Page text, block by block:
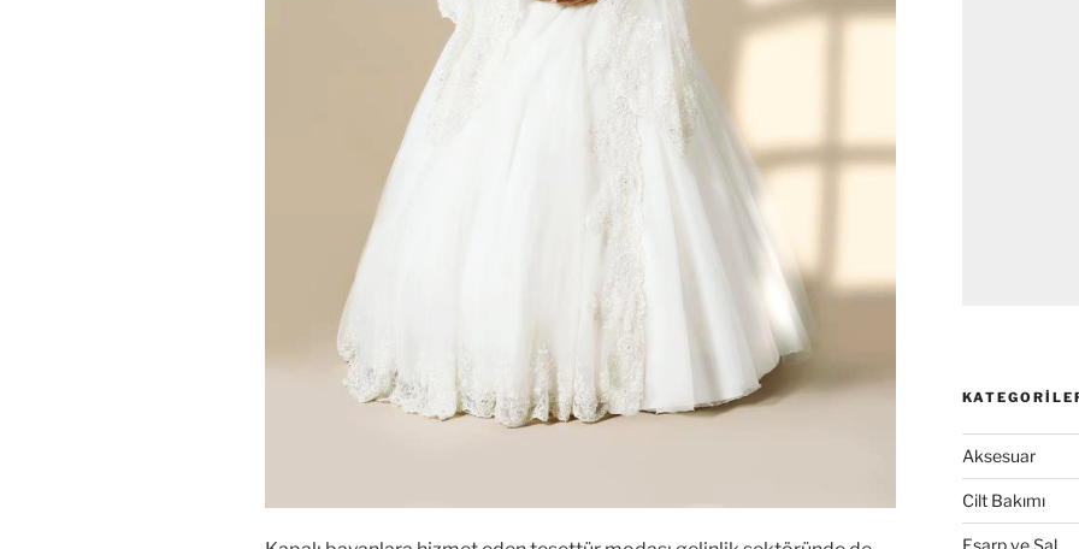
Aksesuar
Cilt Bakımı
Eşarp ve Şal